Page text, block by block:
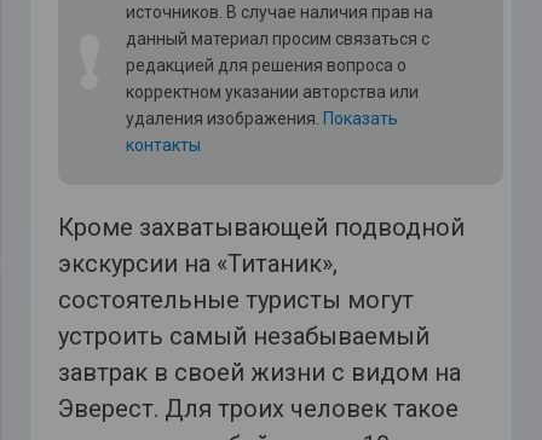
источников. В случае наличия прав на
данный материал просим связаться с
редакцией для решения вопроса о
корректном указании авторства или
удаления изображения. Показать
контакты
Кроме захватывающей подводной
экскурсии на «Титаник»,
состоятельные туристы могут
устроить самый незабываемый
завтрак в своей жизни с видом на
Эверест. Для троих человек такое